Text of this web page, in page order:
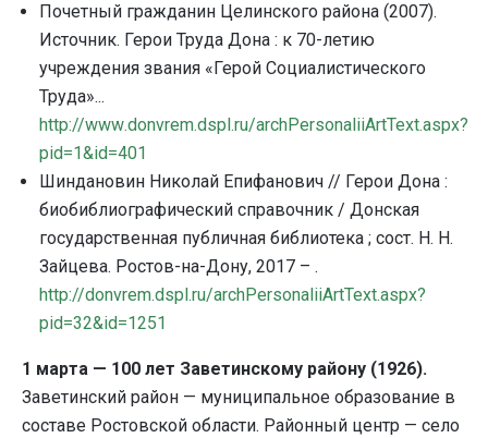
Почетный гражданин Целинского района (2007).
Источник. Герои Труда Дона : к 70-летию
учреждения звания «Герой Социалистического
Труда»...
http://www.donvrem.dspl .ru/archPersonaliiArtText.aspx?
pid=1&id=401
Шиндановин Николай Епифанович // Герои Дона :
биобиблиографический справочник / Донская
государственная публичная библиотека ; сост. Н. Н.
Зайцева. Ростов-на-Дону, 2017 – .
http://donvrem.dspl.ru/archPersonaliiArtText.aspx?
pid=32&id=1251
1 марта — 100 лет Заветинскому району (1926).
Заветинский район — муниципальное образование в
составе Ростовской области. Районный центр — село